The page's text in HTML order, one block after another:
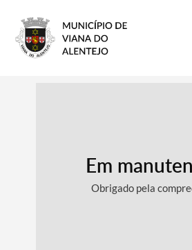
Em
Obrigado pela